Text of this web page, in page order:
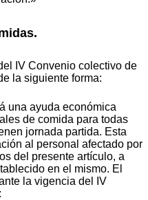
IV Convenio colectivo de
la siguiente forma:
una ayuda económica
de comida para todas
jornada partida. Esta
al personal afectado por
del presente artículo, a
en el mismo. El
la vigencia del IV